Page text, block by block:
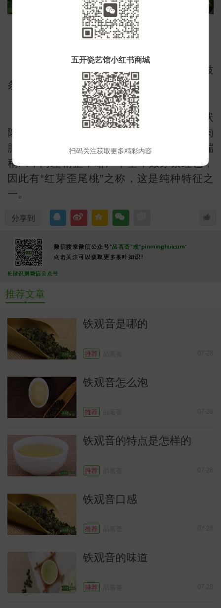
五开瓷艺馆小红书商城
扫码关注获取更多精彩内容
常
识
铁观音茶树特点
纯种铁观音植株为灌木型，树势披展，枝
条斜生，叶片水平状着生。
叶形椭圆，叶缘齿疏而钝，叶面呈波浪状
隆起，具明显肋骨形，略向背面反卷，叶肉
肥厚，叶色浓绿光润，叶基部稍钝，叶尖端
稍凹，向左稍歪，略厂下垂，嫩芽紫红色，
因此有“红芽歪尾桃”之称，这是纯种特征之
一。
分享到
推荐文章
铁观音是哪的
推荐
铁观音怎么泡
推荐
铁观音的特点是怎样的
推荐
铁观音口感
推荐
铁观音的味道
推荐